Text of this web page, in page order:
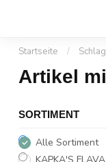
Startseite /
Artikel
SORTIMENT
Alle Sortiment